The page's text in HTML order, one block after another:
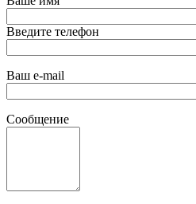
Введите телефон
Ваш e-mail
Сообщение